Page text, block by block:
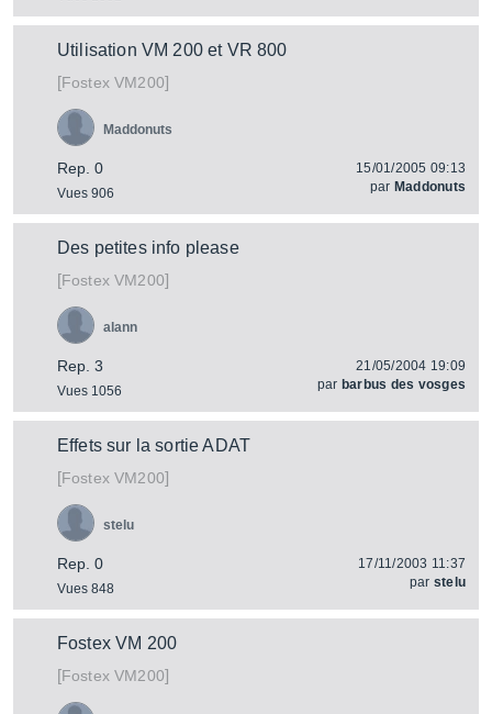
Utilisation VM 200 et VR 800
[FostexVM200]
Rep. 0
Vues 906
Maddonuts
15/01/2005 09:13
par Maddonuts
Des petites info please
[FostexVM200]
Rep. 3
Vues 1056
alann
21/05/2004 19:09
par barbus des vosges
Effets sur la sortie ADAT
[FostexVM200]
Rep. 0
Vues 848
stelu
17/11/2003 11:37
par stelu
Fostex VM 200
[FostexVM200]